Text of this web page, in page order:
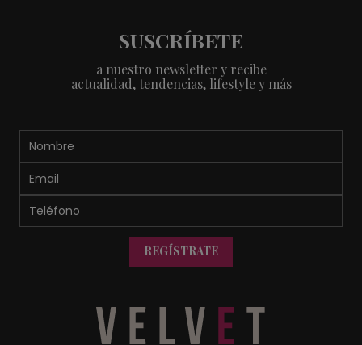
SUSCRÍBETE
a nuestro newsletter y recibe
actualidad, tendencias, lifestyle y más
REGÍSTRATE